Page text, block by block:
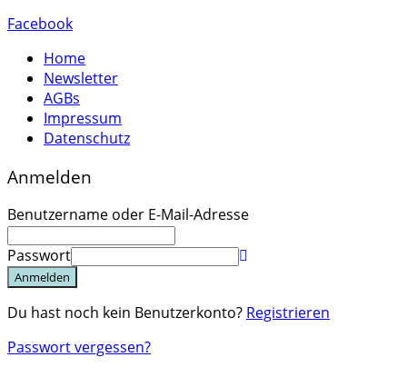
Facebook
Home
Newsletter
AGBs
Impressum
Datenschutz
Anmelden
Benutzername oder E-Mail-Adresse
Passwort
Anmelden
Du hast noch kein Benutzerkonto? Registrieren
Passwort vergessen?